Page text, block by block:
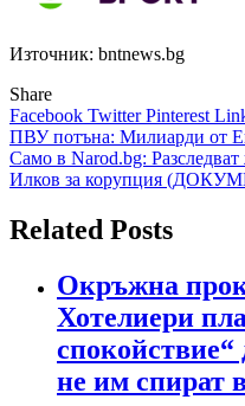
Източник: bntnews.bg
Share
Facebook TwitterPinterest
Навигация
ПВУ потъна: Милиарди от
Само в Narod.bg:
Илков за корупция
Related Posts
Окръжна
Хотелиери
спокойствие“
не им спират